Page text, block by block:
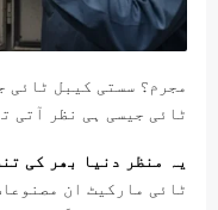
مجرم؟ سستی کیبل ٹائی
ٹائی جیسی ہی نظر آتی
یہ منظر دنیا بھر کی
ٹائی مارکیٹ ان